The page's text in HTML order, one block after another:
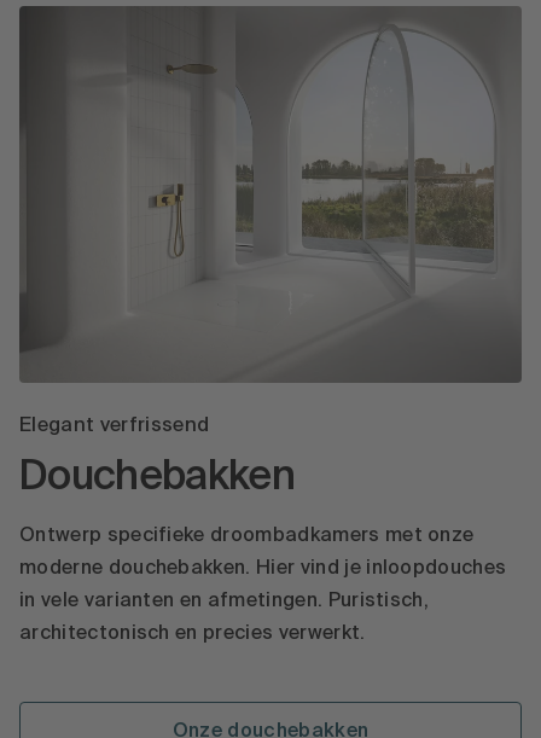
Elegant verfrissend
Douchebakken
Ontwerp specifieke droombadkamers met onze
moderne douchebakken. Hier vind je inloopdouches
in vele varianten en afmetingen. Puristisch,
architectonisch en precies verwerkt.
Onze douchebakken